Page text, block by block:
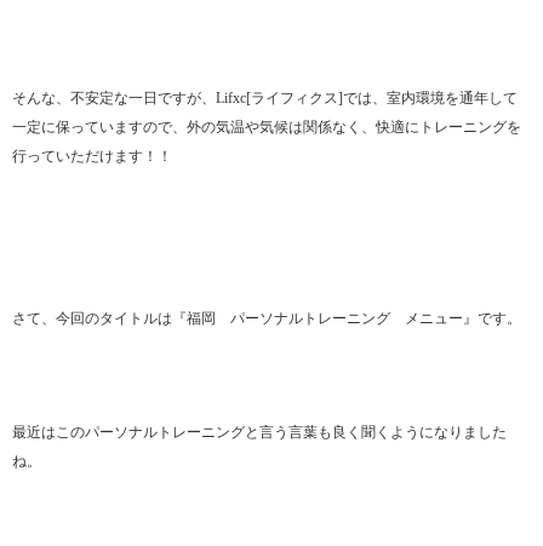
そんな、不安定な一日ですが、Lifxc[ライフィクス]では、室内環境を通年して
一定に保っていますので、外の気温や気候は関係なく、快適にトレーニングを
行っていただけます！！
さて、今回のタイトルは『福岡 パーソナルトレーニング メニュー』です。
最近はこのパーソナルトレーニングと言う言葉も良く聞くようになりました
ね。